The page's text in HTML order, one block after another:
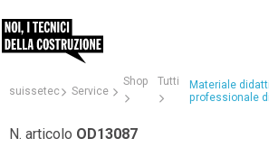
suissetec Service
Shop Tutti
Materiale
professionale
N. articolo OD13087